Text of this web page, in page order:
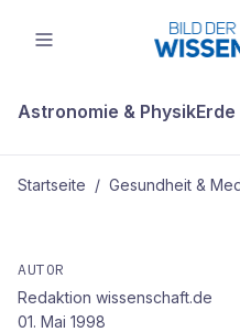
Astronomie & Physik
Startseite / Gesundheit &
medinfo
Schulung mindert
AUTOR
Redaktion wissenschaft.de
01. Mai 1998